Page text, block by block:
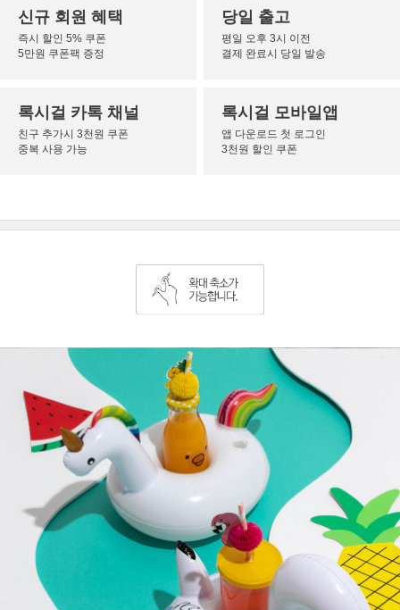
신규 회원 혜택
즉시 할인 5% 쿠폰
5만원 쿠폰팩 증정
당일 출고
평일 오후 3시 이전
결제 완료시 당일 발송
록시걸 카톡 채널
친구 추가시 3천원 쿠폰
중복 사용 가능
록시걸 모바일앱
앱 다운로드 첫 로그인
3천원 할인 쿠폰